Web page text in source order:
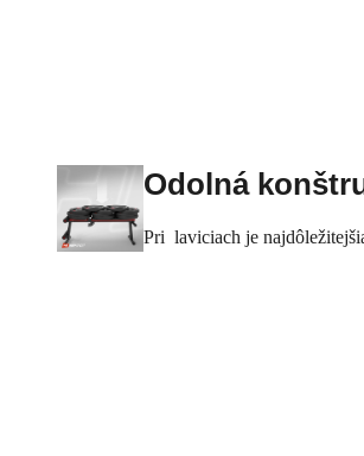
Odolná
Pri laviciach je